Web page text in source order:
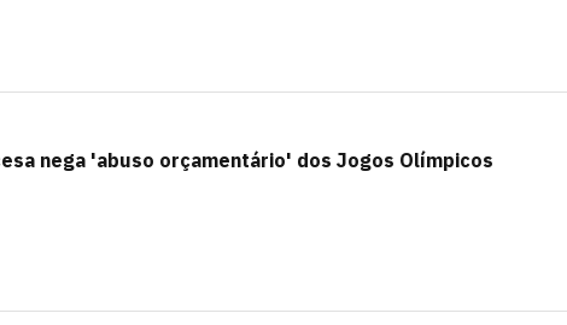
nega 'abuso orçamentário' dos Jogos Olímpicos